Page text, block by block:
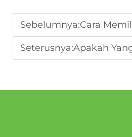
Sebelumnya:Cara Memilih Penghancur
Seterusnya:Apakah Yang Benar-Benar Boleh